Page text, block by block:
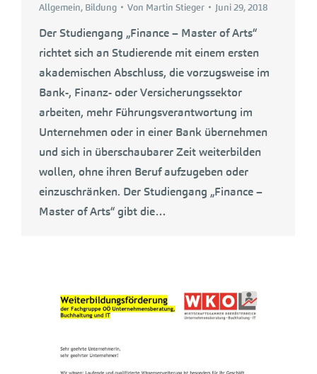
Allgemein, Bildung Von Martin Stieger Juni 29, 2018
Der Studiengang „Finance – Master of Arts“
richtet sich an Studierende mit einem ersten
akademischen Abschluss, die vorzugsweise im
Bank-, Finanz- oder Versicherungssektor
arbeiten, mehr Führungsverantwortung im
Unternehmen oder in einer Bank übernehmen
und sich in überschaubarer Zeit weiterbilden
wollen, ohne ihren Beruf aufzugeben oder
einzuschränken. Der Studiengang „Finance –
Master of Arts“ gibt die…